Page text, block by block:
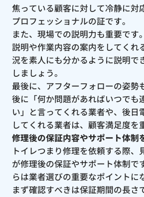
焦っている顧客に対して冷静に対
プロフェッショナルの証です。
また、現場での説明力も重要です
説明や作業内容の案内をしてくれ
況を素人にも分かるように説明で
しましょう。
最後に、アフターフォローの姿勢
後に「何か問題があればいつでも
い」と言ってくれる業者や、後日
してくれる業者は、顧客満足度を
修理後の保証内容やサポート体制
トイレつまり修理を依頼する際、
が修理後の保証やサポート体制で
らは業者選びの重要なポイントに
まず確認すべきは保証期間の長さ